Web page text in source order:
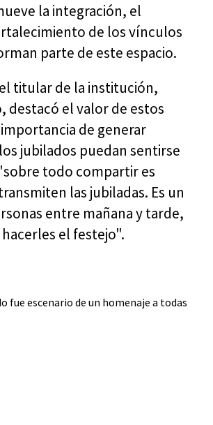
la integración, el
de los vínculos
parte de este espacio.
titular de la institución,
destacó el valor de estos
de generar
jubilados puedan sentirse
todo compartir es
las jubiladas. Es un
entre mañana y tarde,
el festejo".